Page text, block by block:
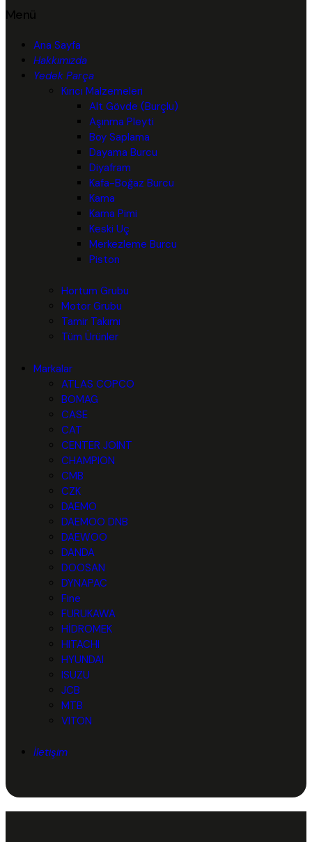
Menü
Ana Sayfa
Hakkımızda
Yedek Parça
Kırıcı Malzemeleri
Alt Gövde (Burçlu)
Aşınma Pleyti
Boy Saplama
Dayama Burcu
Diyafram
Kafa-Boğaz Burcu
Kama
Kama Pimi
Keski Uç
Merkezleme Burcu
Piston
Hortum Grubu
Motor Grubu
Tamir Takımı
Tüm Ürünler
Markalar
ATLAS COPCO
BOMAG
CASE
CAT
CENTER JOINT
CHAMPION
CMB
CZK
DAEMO
DAEMOO DNB
DAEWOO
DANDA
DOOSAN
DYNAPAC
Fine
FURUKAWA
HİDROMEK
HITACHI
HYUNDAI
ISUZU
JCB
MTB
VITON
İletişim